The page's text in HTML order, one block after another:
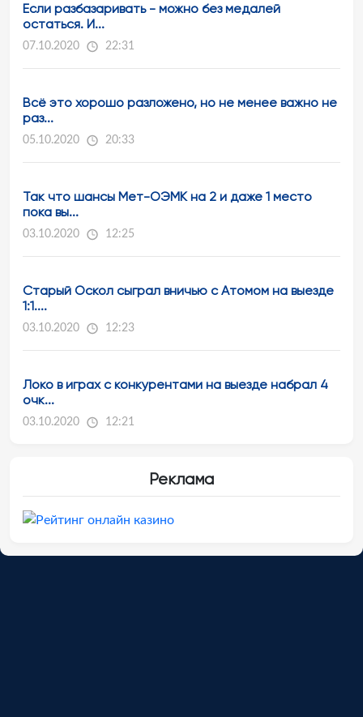
Если разбазаривать - можно без медалей
остаться. И...
07.10.2020 22:31
Всё это хорошо разложено, но не менее важно не
раз...
05.10.2020 20:33
Так что шансы Мет-ОЭМК на 2 и даже 1 место
пока вы...
03.10.2020 12:25
Старый Оскол сыграл вничью с Атомом на выезде
1:1....
03.10.2020 12:23
Локо в играх с конкурентами на выезде набрал 4
очк...
03.10.2020 12:21
Реклама